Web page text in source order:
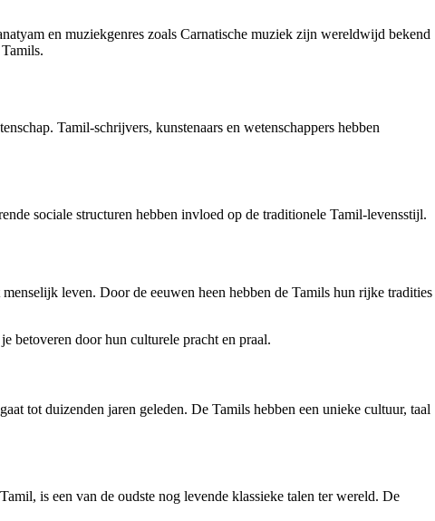
en muziekgenres zoals Carnatische muziek zijn wereldwijd bekend
Tamil-schrijvers, kunstenaars en wetenschappers hebben
sociale structuren hebben invloed op de traditionele Tamil-levensstijl.
leven. Door de eeuwen heen hebben de Tamils hun rijke tradities
betoveren door hun culturele pracht en praal.
tot duizenden jaren geleden. De Tamils hebben een unieke cultuur, taal
is een van de oudste nog levende klassieke talen ter wereld. De